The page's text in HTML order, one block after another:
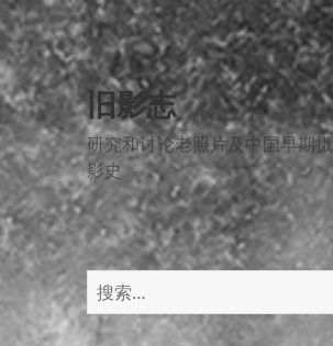
旧影志
研究和讨论老照片及中国早期摄
影史
搜
索：